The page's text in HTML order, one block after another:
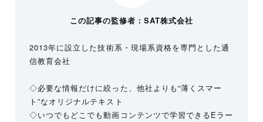
この記事の監修者：SAT株式会社
2013年に設立した技術系・現場系資格を専門とした通
信教育会社
◇必要な情報だけに絞った、他社よりも“薄くスマー
ト”なオリジナルテキスト
◇いつでもどこでも動画コンテンツで学習できるEラー